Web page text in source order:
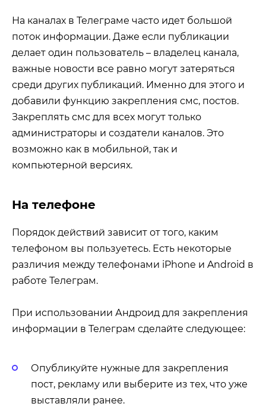
На каналах в Телеграме часто идет большой
поток информации. Даже если публикации
делает один пользователь – владелец канала,
важные новости все равно могут затеряться
среди других публикаций. Именно для этого и
добавили функцию закрепления смс, постов.
Закреплять смс для всех могут только
администраторы и создатели каналов. Это
возможно как в мобильной, так и
компьютерной версиях.
На телефоне
Порядок действий зависит от того, каким
телефоном вы пользуетесь. Есть некоторые
различия между телефонами iPhone и Android в
работе Телеграм.
При использовании Андроид для закрепления
информации в Телеграм сделайте следующее:
Опубликуйте нужные для закрепления
пост, рекламу или выберите из тех, что уже
выставляли ранее.